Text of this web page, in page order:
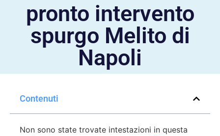
pronto intervento
spurgo Melito di
Napoli
Contenuti
Non sono state trovate intestazioni in questa